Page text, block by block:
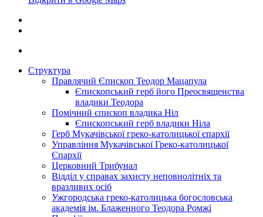
Структура
Правлячий Єпископ Теодор Мацапула
Єпископський герб його Преосвященства
владики Теодора
Помічний єпископ владика Ніл
Єпископський герб владики Ніла
Герб Мукачівської греко-католицької єпархії
Управління Мукачівської Греко-католицької
Єпархії
Церковний Трибунал
Відділ у справах захисту неповнолітніх та
вразливих осіб
Ужгородська греко-католицька богословська
академія ім. Блаженного Теодора Ромжі